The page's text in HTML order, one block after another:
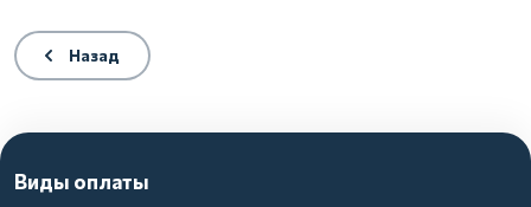
Назад
Виды оплаты